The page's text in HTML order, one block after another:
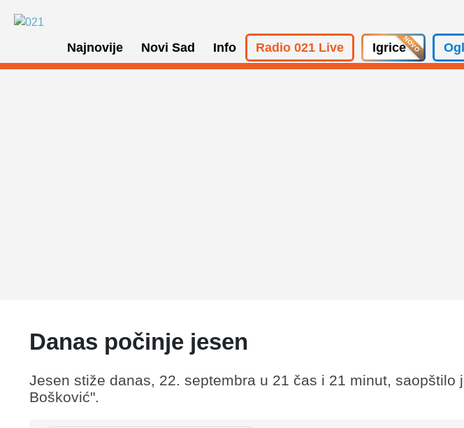
Najnovije Novi Sad Info Radio 021 Live Igrice
Danas počinje jesen
Jesen stiže danas, 22. septembra u 21 čas i 21 minut, saopštilo
Bošković".